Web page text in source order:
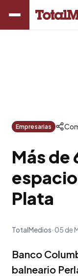
Empresarias
Más de
Plata
TotalMedios 05 de
Banco
balneario